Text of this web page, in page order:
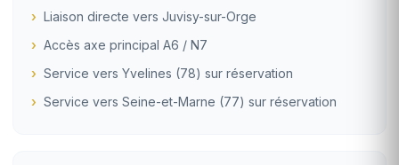
Liaison directe vers Juvisy-sur-Orge
Accès axe principal A6 / N7
Service vers Yvelines (78) sur réservation
Service vers Seine-et-Marne (77) sur réservation